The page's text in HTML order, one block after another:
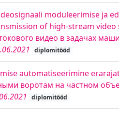
moduleerimise ja
of high-stream
видео в задачах
diplomitööd
automatiseerimine
воротам на частном
diplomitööd